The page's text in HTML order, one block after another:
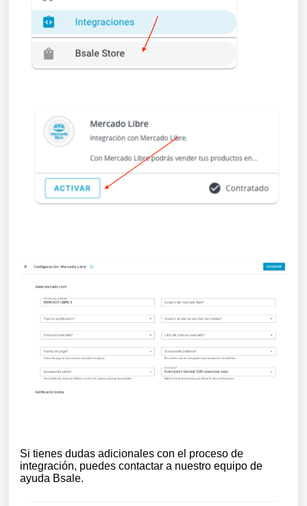
Si tienes dudas adicionales con el proceso de
integración, puedes contactar a nuestro equipo de
ayuda Bsale.